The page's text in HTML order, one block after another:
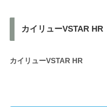
カイリューVSTAR HR
カイリューVSTAR HR